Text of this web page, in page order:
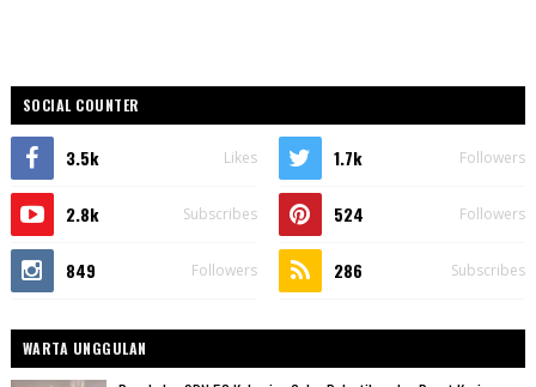
SOCIAL COUNTER
3.5k Likes 1.7k Followers
2.8k Subscribes 524 Followers
849 Followers 286 Subscribes
WARTA UNGGULAN